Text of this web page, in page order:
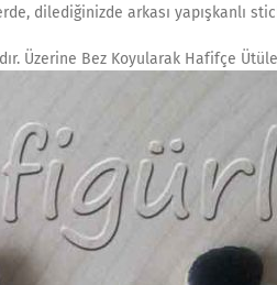
dilediğinizde arkası yapışkanlı
Üzerine Bez Koyularak Hafifçe